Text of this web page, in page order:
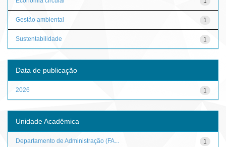
1
Gestão ambiental
1
Sustentabilidade
Data de publicação
1
2026
Unidade Acadêmica
1
Departamento de Administração (FA...